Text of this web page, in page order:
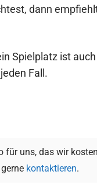
dann
Spielplatz ist
Fall.
für uns, das wir
kontaktieren.